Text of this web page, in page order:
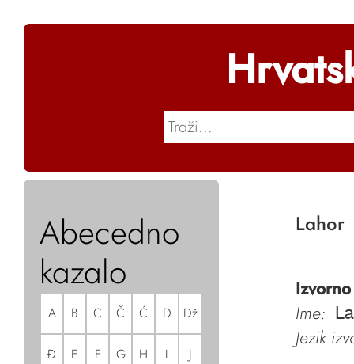
Abecedno
kazalo
A B C Č Ć D Dž
Đ E F G H I J
Lahor
Ime:
Jezik